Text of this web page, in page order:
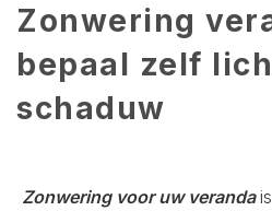
Zonwering
bepaal zelf
schaduw
Zonwering voor uw veranda